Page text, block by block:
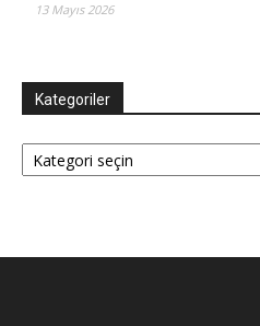
13 Mayıs 2026
Kategoriler
Kategoriler